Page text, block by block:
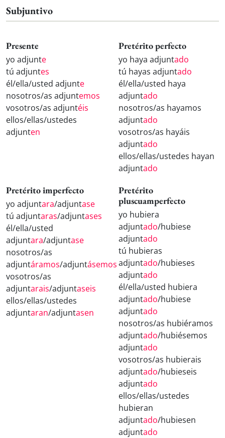
Subjuntivo
Presente
yo adjunte
tú adjuntes
él/ella/usted adjunte
nosotros/as adjuntemos
vosotros/as adjuntéis
ellos/ellas/ustedes
adjunten
Pretérito perfecto
yo haya adjuntado
tú hayas adjuntado
él/ella/usted haya
adjuntado
nosotros/as hayamos
adjuntado
vosotros/as hayáis
adjuntado
ellos/ellas/ustedes hayan
adjuntado
Pretérito imperfecto
yo adjuntara/adjuntase
tú adjuntaras/adjuntases
él/ella/usted
adjuntara/adjuntase
nosotros/as
adjuntáramos/adjuntásemos
vosotros/as
adjuntarais/adjuntaseis
ellos/ellas/ustedes
adjuntaran/adjuntasen
Pretérito
pluscuamperfecto
yo hubiera
adjuntado/hubiese
adjuntado
tú hubieras
adjuntado/hubieses
adjuntado
él/ella/usted hubiera
adjuntado/hubiese
adjuntado
nosotros/as hubiéramos
adjuntado/hubiésemos
adjuntado
vosotros/as hubierais
adjuntado/hubieseis
adjuntado
ellos/ellas/ustedes
hubieran
adjuntado/hubiesen
adjuntado